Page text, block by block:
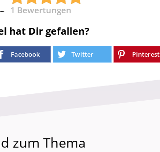
1 Bewertungen
hat Dir gefallen?
Facebook Twitter Pinterest
zum Thema